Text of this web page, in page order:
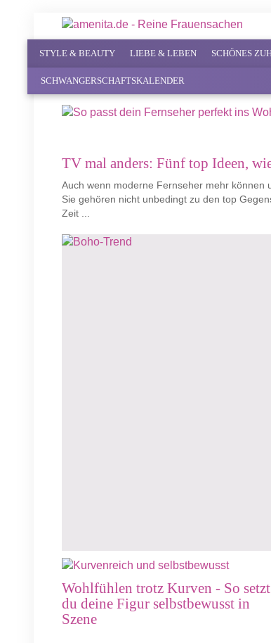
STYLE & BEAUTY LIEBE & LEBEN SCHÖNES
SCHWANGERSCHAFTSKALENDER
TV mal anders: Fünf top Ideen,
Auch wenn moderne Fernseher mehr können
Sie gehören nicht unbedingt zu den top
Zeit ...
Wohlfühlen trotz Kurven - So setzt
du deine Figur selbstbewusst in
Szene